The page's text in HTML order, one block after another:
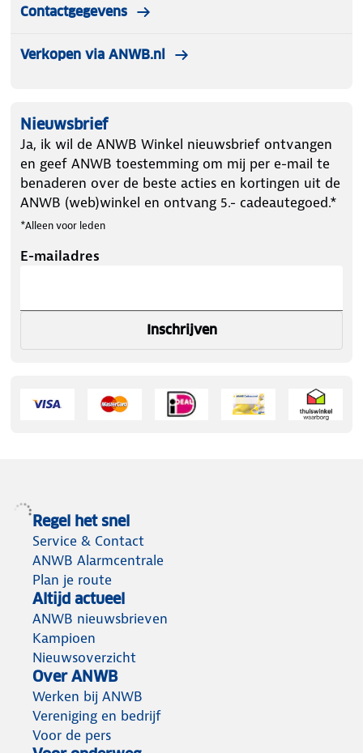
Contactgegevens
Verkopen via ANWB.nl
Nieuwsbrief
Ja, ik wil de ANWB Winkel nieuwsbrief ontvangen
en geef ANWB toestemming om mij per e-mail te
benaderen over de beste acties en kortingen uit de
ANWB (web)winkel en ontvang 5.- cadeautegoed.*
*Alleen voor leden
E-mailadres
Inschrijven
Regel het snel
Service & Contact
ANWB Alarmcentrale
Plan je route
Altijd actueel
ANWB nieuwsbrieven
Kampioen
Nieuwsoverzicht
Over ANWB
Werken bij ANWB
Vereniging en bedrijf
Voor de pers